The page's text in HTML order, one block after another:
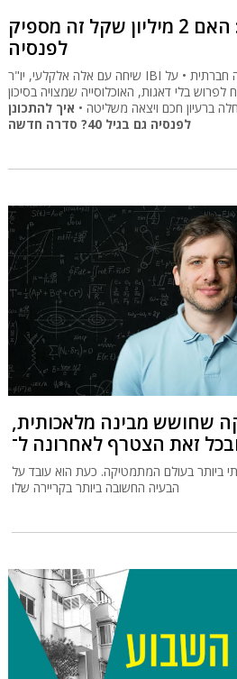
המומחית שמסבירה: האם 2 מיליון שקל זה מספיק
לפנסיה
שיחה עם אלה אלקלעי, יו"ר IBI קרנות נאמנות ופעילה חברתית • על
בלי דאגות, האוכלוסייה שמצויה בסיכון
ברעיון חכם ויצאה משליטה • איך להתכונן
לפנסיה גם בגיל 40? סדרה חדשה
שחושש מבינה מלאכותית,
ביותר בעולם המתמטיקה. כעת הוא עובד על
הבעיה החשובה ביותר בקריירה שלו